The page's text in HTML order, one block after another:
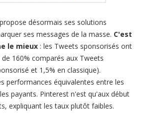
désormais ses solutions
ses messages de la masse. C'est
le mieux : les Tweets sponsorisés ont
160% comparés aux Tweets
et 1,5% en classique).
performances équivalentes entre les
payants. Pinterest n'est qu'aux début
expliquant les taux plutôt faibles.